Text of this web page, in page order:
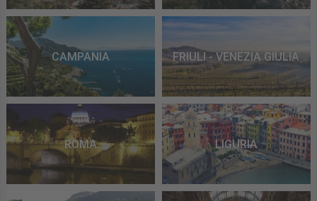
CAMPANIA FRIULI - VENEZIA GIULIA
ROMA LIGURIA